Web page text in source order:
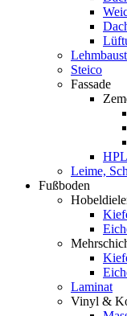
Steico
Fassade
Leime,
Fußboden
Laminat
Vinyl &